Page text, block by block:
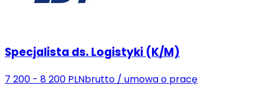
Specjalista ds. Logistyki (K/M)
7 200 - 8 200 PLNbrutto / umowa o pracę